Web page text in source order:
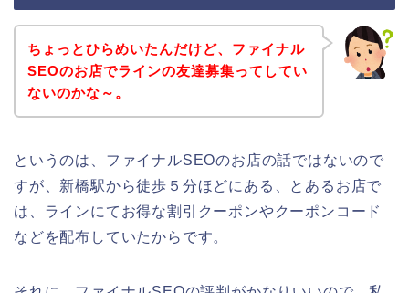
ちょっとひらめいたんだけど、ファイナル
SEOのお店でラインの友達募集ってしてい
ないのかな～。
というのは、ファイナルSEOのお店の話ではないので
すが、新橋駅から徒歩５分ほどにある、とあるお店で
は、ラインにてお得な割引クーポンやクーポンコード
などを配布していたからです。